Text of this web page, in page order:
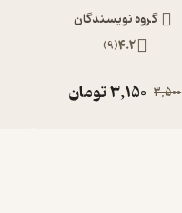
گروه نویسندگان
4.2
(
9
)
3,500
3,150تومان